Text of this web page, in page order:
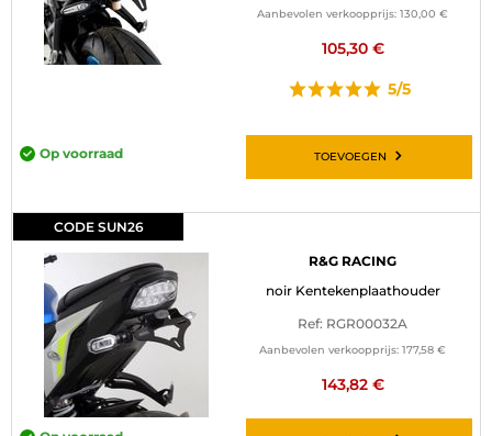
Aanbevolen verkoopprijs: 130,00 €
105,30 €
5/5
Op voorraad TOEVOEGEN
CODE SUN26
R&G RACING
noir Kentekenplaathouder
Ref: RGR00032A
Aanbevolen verkoopprijs: 177,58 €
143,82 €